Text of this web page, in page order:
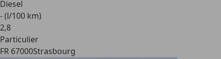
Diesel
- (l/100 km)
2,8
Particulier
FR 67000Strasbourg